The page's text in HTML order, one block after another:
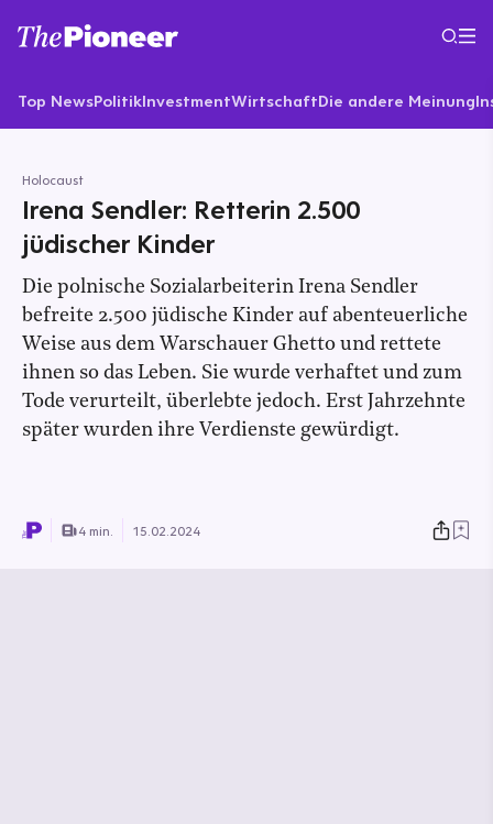
Top NewsPolitikInvestmentWirtschaftDie andere Meinung
Holocaust
Irena Sendler: Retterin 2.500
jüdischer Kinder
Die polnische Sozialarbeiterin Irena Sendler
befreite 2.500 jüdische Kinder auf abenteuerliche
Weise aus dem Warschauer Ghetto und rettete
ihnen so das Leben. Sie wurde verhaftet und zum
Tode verurteilt, überlebte jedoch. Erst Jahrzehnte
später wurden ihre Verdienste gewürdigt.
4 min. 15.02.2024